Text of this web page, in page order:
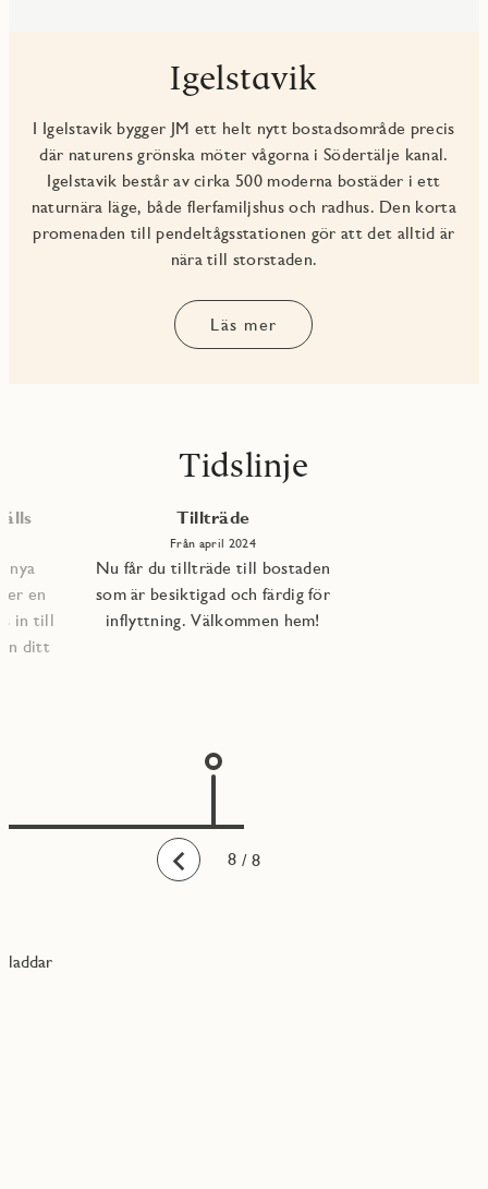
Igelstavik
I Igelstavik bygger JM ett helt nytt bostadsområde precis
där naturens grönska möter vågorna i Södertälje kanal.
Igelstavik består av cirka 500 moderna bostäder i ett
naturnära läge, både flerfamiljshus och radhus. Den korta
promenaden till pendeltågsstationen gör att det alltid är
nära till storstaden.
Läs mer
Tidslinje
Bakåt
nya
en
in till
ditt
Tillträde
Från april 2024
Nu får du tillträde till bostaden
som är besiktigad och färdig för
inflyttning. Välkommen hem!
1
2
3
4
5
6
7
8 / 8
laddar